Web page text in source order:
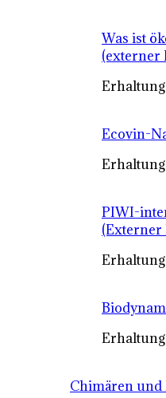
Was ist
(externer
Ecovin-
PIWI-
(Externer
Chimären